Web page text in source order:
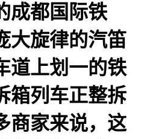
成都国际铁
大旋律的汽笛
道上划一的铁
箱列车正整拆
商家来说，这